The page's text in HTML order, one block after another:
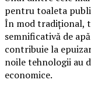
pentru toaleta
În mod tradițional,
semnificativă de
contribuie la
noile tehnologii au
economice.